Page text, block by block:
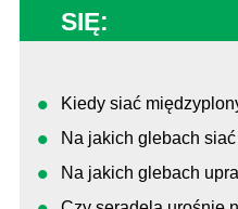
SIĘ:
Kiedy siać
Na jakich glebach
Na jakich glebach